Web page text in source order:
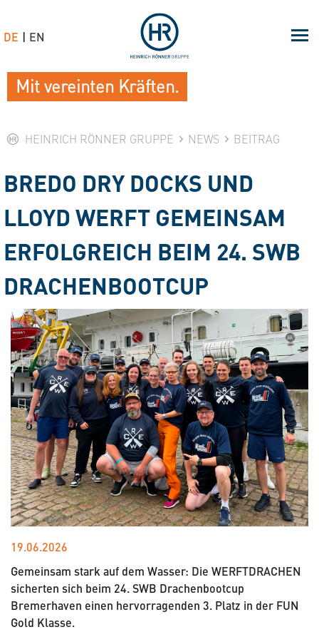
HEINRICH RÖNNER GRUPPE NEWS BEITRAG
BREDO DRY DOCKS UND
LLOYD WERFT GEMEINSAM
ERFOLGREICH BEIM 24. SWB
DRACHENBOOTCUP
19.06.2026
Gemeinsam stark auf dem Wasser: Die WERFTDRACHEN
sicherten sich beim 24. SWB Drachenbootcup
Bremerhaven einen hervorragenden 3. Platz in der FUN
Gold Klasse.
Mit vereinten Kräften.
DE EN